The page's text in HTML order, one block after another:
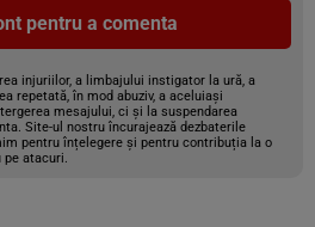
pentru a comenta
injuriilor, a limbajului instigator la ură, a
repetată, în mod abuziv, a aceluiași
mesajului, ci și la suspendarea
Site-ul nostru încurajează dezbaterile
pentru înțelegere și pentru contribuția la o
pe atacuri.